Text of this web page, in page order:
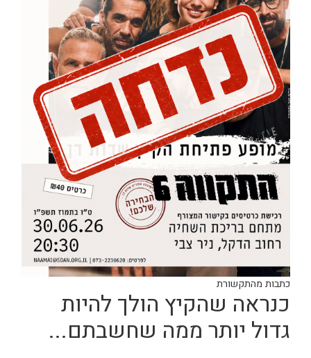
כתבות מהתקשורת
כנראה שהקיץ הולך להיות
גדול יותר ממה שחשבתם...